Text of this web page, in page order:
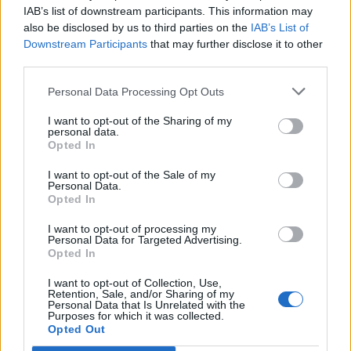
IAB’s list of downstream participants. This information may
also be disclosed by us to third parties on the IAB’s List of
Downstream Participants that may further disclose it to other
Personal Data Processing Opt Outs
I want to opt-out of the Sharing of my
personal data.
Opted In
I want to opt-out of the Sale of my
Personal Data.
Opted In
I want to opt-out of processing my
Personal Data for Targeted Advertising.
Opted In
I want to opt-out of Collection, Use,
Retention, Sale, and/or Sharing of my
Personal Data that Is Unrelated with the
Purposes for which it was collected.
Opted Out
Το μοντέλο αναφέρθηκε και στο ριάλιτι
πόσο την βοήθησε να κλείσει κάποιες δουλειές!
Δείτε όλα όσα είπε η Μαριάννα Παινέση στο